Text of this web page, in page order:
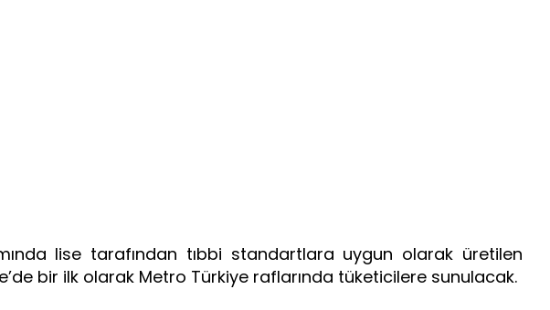
lise tarafından tıbbi standartlara uygun olarak üretilen
bir ilk olarak Metro Türkiye raflarında tüketicilere sunulacak.